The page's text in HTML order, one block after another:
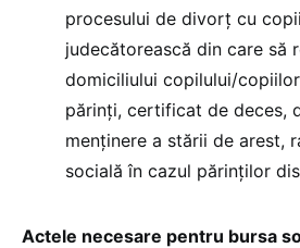
procesului de divorț cu
judecătorească din care să
domiciliului copilului/
părinți, certificat de deces,
menținere a stării de arest,
socială în cazul părinților
Actele necesare pentru bursa